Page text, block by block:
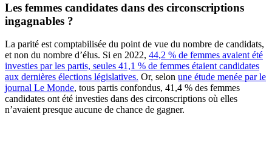
Les femmes candidates dans des circonscriptions
ingagnables ?
La parité est comptabilisée du point de vue du nombre de candidats,
et non du nombre d’élus. Si en 2022, 44,2 % de femmes avaient été
investies par les partis, seules 41,1 % de femmes étaient candidates
aux dernières élections législatives. Or, selon une étude menée par le
journal Le Monde, tous partis confondus, 41,4 % des femmes
candidates ont été investies dans des circonscriptions où elles
n’avaient presque aucune de chance de gagner.